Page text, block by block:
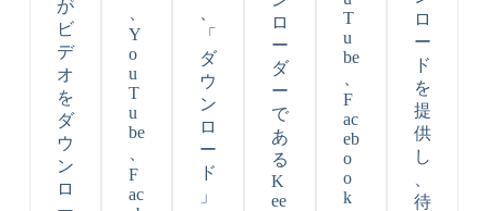
が
ビ
デ
オ
を
ダ
ウ
ン
ロ
Y
o
u
T
u
be
F
ac
「
ダ
ウ
ン
ロ
ー
ド
」
ロ
ー
ダ
ー
で
あ
る
K
ee
T
u
be
F
ac
eb
o
o
k
ロ
ー
ド
を
提
供
し
待